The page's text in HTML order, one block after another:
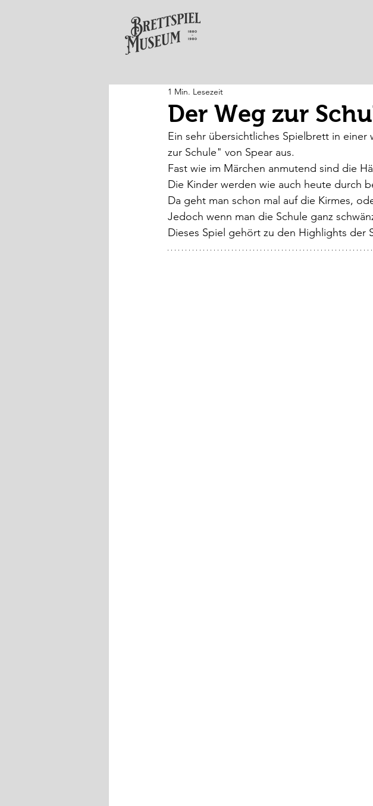
Der Weg zur
1 Min. Lesezeit
Ein sehr übersichtliches Spielbrett in
zur Schule" von Spear aus.
Fast wie im Märchen anmutend sind die
Die Kinder werden wie auch heute durch
Da geht man schon mal auf die Kirmes,
Jedoch wenn man die Schule ganz
Dieses Spiel gehört zu den Highlights der